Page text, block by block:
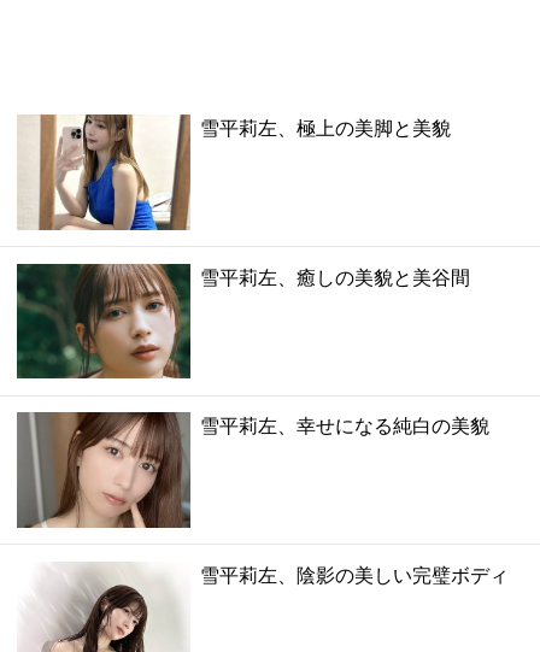
雪平莉左、極上の美脚と美貌
雪平莉左、癒しの美貌と美谷間
雪平莉左、幸せになる純白の美貌
雪平莉左、陰影の美しい完璧ボディ